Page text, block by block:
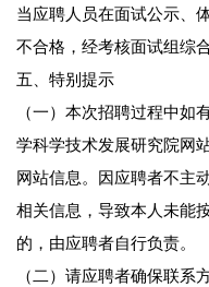
当应聘人员在面试公示、
不合格，经考核面试组综
五、特别提示
（一）本次招聘过程中如
学科学技术发展研究院网
网站信息。因应聘者不主
相关信息，导致本人未能
的，由应聘者自行负责。
（二）请应聘者确保联系